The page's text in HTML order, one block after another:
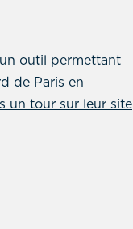
outil permettant
de Paris en
un tour sur leur site